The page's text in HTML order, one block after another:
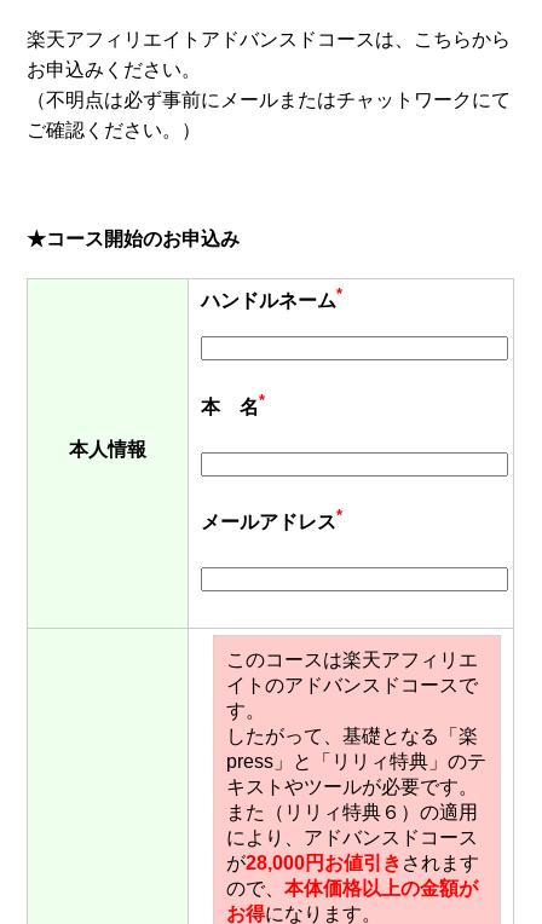
楽天アフィリエイトアドバンスドコースは、こちらから
お申込みください。
（不明点は必ず事前にメールまたはチャットワークにて
ご確認ください。）
★コース開始のお申込み
本人情報
ハンドルネーム*
本 名*
メールアドレス*
このコースは楽天アフィリエ
イトのアドバンスドコースで
す。
したがって、基礎となる「楽
press」と「リリィ特典」のテ
キストやツールが必要です。
また（リリィ特典６）の適用
により、アドバンスドコース
が28,000円お値引き されます
ので、本体価格以上の金額が
お得になります。